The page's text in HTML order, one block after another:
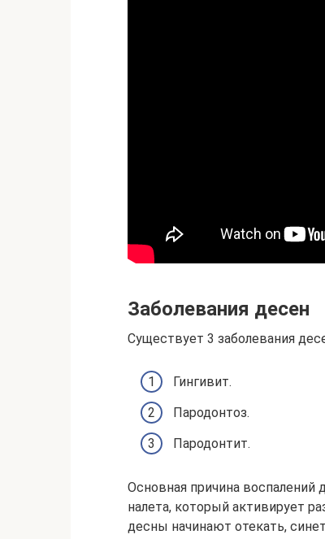
Заболевания десен
Существует 3 заболевания
Гингивит.
Пародонтоз.
Пародонтит.
Основная причина воспалений
налета, который активирует
десны начинают отекать,